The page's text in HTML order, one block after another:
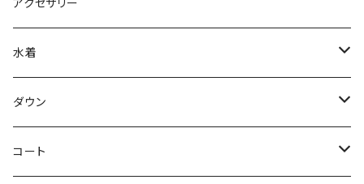
アクセサリー
水着
～44/S
46/M
ダウン
～44/S
コート